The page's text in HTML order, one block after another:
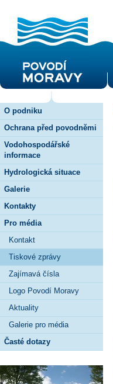
O podniku
Ochrana před povodněmi
Vodohospodářské
informace
Hydrologická situace
Galerie
Kontakty
Pro média
Kontakt
Tiskové zprávy
Zajímavá čísla
Logo Povodí Moravy
Aktuality
Galerie pro média
Časté dotazy